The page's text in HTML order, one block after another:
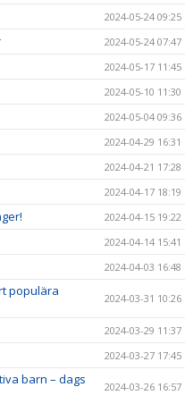
2024-05-24 09:25
2024-05-24 07:47
2024-05-17 11:45
2024-05-10 11:30
2024-05-04 09:36
2024-04-29 16:31
2024-04-21 17:28
2024-04-17 18:19
2024-04-15 19:22
2024-04-14 15:41
2024-04-03 16:48
populära
2024-03-31 10:26
2024-03-29 11:37
2024-03-27 17:45
barn – dags
2024-03-26 16:57